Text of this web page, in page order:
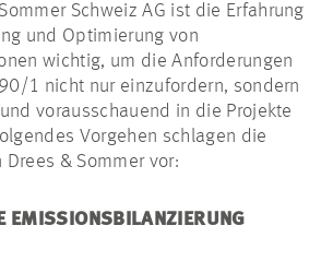
Schweiz AG ist die Erfahrung
und Optimierung von
wichtig, um die Anforderungen
1 nicht nur einzufordern, sondern
vorausschauend in die Projekte
Vorgehen schlagen die
& Sommer vor:
EMISSIONSBILANZIERUNG